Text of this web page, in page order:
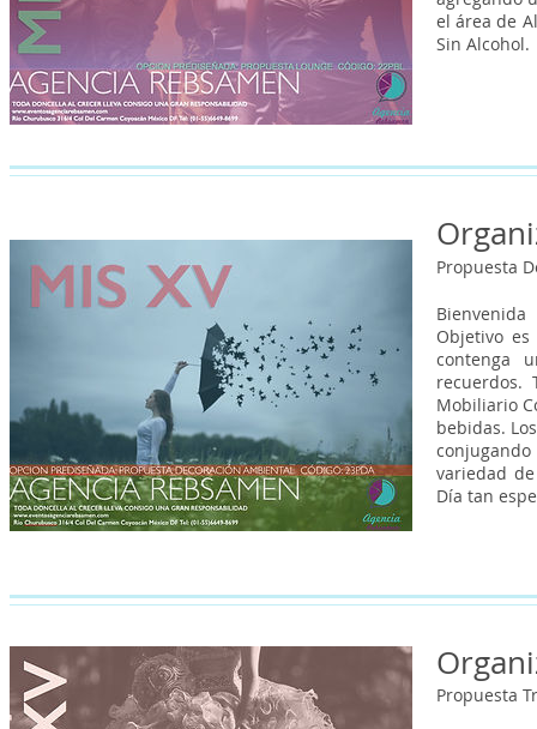
el área de
Sin Alcohol.
Propuesta
Objetivo
contenga
Mobiliario
bebidas.
variedad
Día tan
Propuesta